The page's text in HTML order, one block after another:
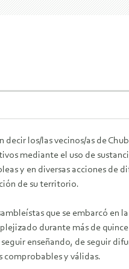
decir los/las vecinos/as de
mediante el uso de
y en diversas acciones de
de su territorio.
que se embarcó
durante más de
enseñando, de seguir
comprobables y válidas.